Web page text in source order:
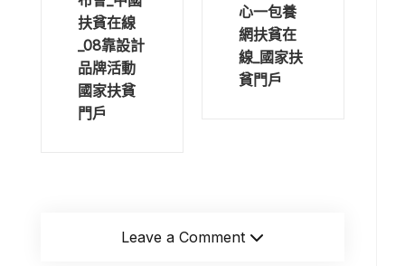
扶貧在線
_08靠設計
品牌活動
國家扶貧
門戶
心一包養
網扶貧在
線_國家扶
貧門戶
Leave a Comment